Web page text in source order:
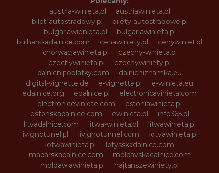
austria-winieta.pl
austriawinieta.pl
bilet-autostradowy.pl
bilety-autostradowe.pl
bulgariawienieta.pl
bulgariawinieta.pl
bulharskadalnice.com
cenawiniety.pl
cenywiniet.pl
chorwacjawinieta.pl
czechy-winieta.pl
czechywinieta.pl
czechywiniety.pl
dalnicnipoplatky.com
dalnicniznamka.eu
digital-vignette.de
e-vignette.pl
e-winieta.eu
edalnice.org
edalnice.pl
electronicavinieta.com
electroniceviniete.com
estoniawinieta.pl
estonskadalnice.com
ewinieta.pl
info365.pl
litvadalnice.com
litwa-winieta.pl
litwawinieta.pl
livignotunel.pl
livignotunnel.com
lotvawinieta.pl
lotwawinieta.pl
lotysskadalnice.com
madarskadalnice.com
moldavskadalnice.com
moldawiawinieta.pl
najtanszewiniety.pl